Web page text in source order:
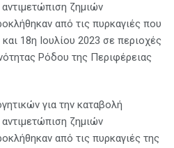
ζημιών
από τις πυρκαγιές που
18η Ιουλίου 2023 σε περιοχές
Ρόδου της Περιφέρειας
για την καταβολή
ζημιών
από τις πυρκαγιές της